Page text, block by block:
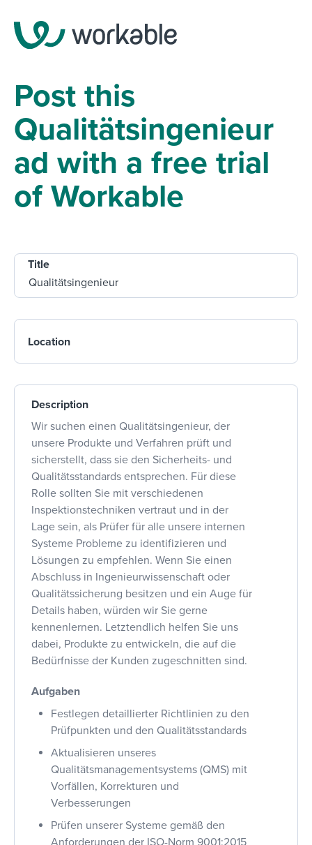
Post this
Qualitätsingenieur
ad with a free trial
of Workable
Title
Location
Description
Wir suchen einen Qualitätsingenieur, der
unsere Produkte und Verfahren prüft und
sicherstellt, dass sie den Sicherheits- und
Qualitätsstandards entsprechen. Für diese
Rolle sollten Sie mit verschiedenen
Inspektionstechniken vertraut und in der
Lage sein, als Prüfer für alle unsere internen
Systeme Probleme zu identifizieren und
Lösungen zu empfehlen. Wenn Sie einen
Abschluss in Ingenieurwissenschaft oder
Qualitätssicherung besitzen und ein Auge für
Details haben, würden wir Sie gerne
kennenlernen. Letztendlich helfen Sie uns
dabei, Produkte zu entwickeln, die auf die
Bedürfnisse der Kunden zugeschnitten sind.
Aufgaben
Festlegen detaillierter Richtlinien zu den
Prüfpunkten und den Qualitätsstandards
Aktualisieren unseres
Qualitätsmanagementsystems (QMS) mit
Vorfällen, Korrekturen und
Verbesserungen
Prüfen unserer Systeme gemäß den
Anforderungen der ISO-Norm 9001:2015